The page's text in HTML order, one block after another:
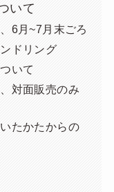
いて
6月~7月末ごろ
ドリング
いて
対面販売のみ
たかたからの